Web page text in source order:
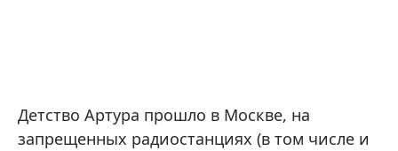
Детство Артура прошло в Москве, на
запрещенных радиостанциях (в том числе и